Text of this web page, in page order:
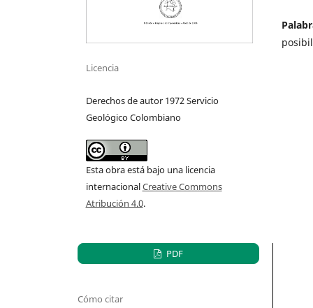
Licencia
Derechos de autor 1972 Servicio
Geológico Colombiano
Esta obra está bajo una licencia
internacionalCreative Commons
Atribución 4.0.
PDF
Cómo citar